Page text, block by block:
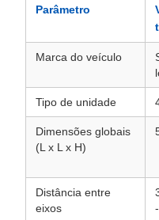
Parâmetro
Marca do veículo
Tipo de unidade
Dimensões globais
(L x L x H)
Distância entre
eixos